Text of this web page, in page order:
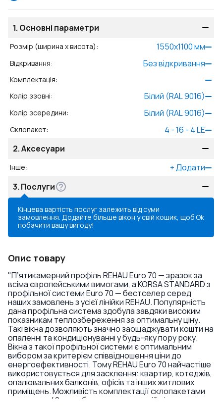
1. Основні параметри
Розмір (ширина x висота): 1550x1100мм
Відкривання: Без відкривання
Комплектація:
Колір ззовні: Білий (RAL 9016)
Колір зсередини: Білий (RAL 9016)
Склопакет:
4 - 16 - 4 LE
2.Аксесуари
Інше: +Додати
3. Послуги
Кінцева вартість послуг залежить від суми
замовлення. Додайте більше вікон у свій кошик, щоб
побачити вашу вигоду!
Ok
Опис товару
"Пʼятикамерний профіль REHAU Euro 70 — зразок за
всіма європейськими вимогами, а KORSA STANDARD з
профільної системи Euro 70 — бестселер серед
наших замовлень з усієї лінійки REHAU. Популярність
дана профільна система здобула завдяки високим
показникам теплозбереження за оптимальну ціну.
Такі вікна дозволяють значно заощаджувати кошти на
опаленні та кондиціонуванні у будь-яку пору року.
Вікна з такої профільної системи є оптимальним
вибором за критерієм співвідношення ціни до
енергоефективності. Тому REHAU Euro 70 найчастіше
використовується для засклення: квартир, котеджів,
опалювальних балконів, офісів та інших житлових
приміщень. Можливість комплектації склопакетами
товщиною 40 мм забезпечує достатній рівень